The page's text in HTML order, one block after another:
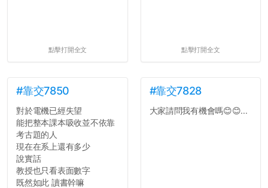
點擊打開全文 點擊打開全文
#靠交7850
對於電機已經失望
能把整本課本吸收並不依靠
考古題的人
現在在系上還有多少
說實話
教授也只看表面數字
既然如此 讀書幹嘛
#靠交7828
大家請問我有機會嗎😊😊...